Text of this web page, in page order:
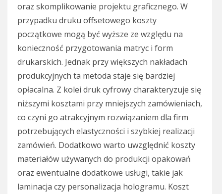
oraz skomplikowanie projektu graficznego. W
przypadku druku offsetowego koszty
początkowe mogą być wyższe ze względu na
konieczność przygotowania matryc i form
drukarskich. Jednak przy większych nakładach
produkcyjnych ta metoda staje się bardziej
opłacalna. Z kolei druk cyfrowy charakteryzuje się
niższymi kosztami przy mniejszych zamówieniach,
co czyni go atrakcyjnym rozwiązaniem dla firm
potrzebujących elastyczności i szybkiej realizacji
zamówień. Dodatkowo warto uwzględnić koszty
materiałów używanych do produkcji opakowań
oraz ewentualne dodatkowe usługi, takie jak
laminacja czy personalizacja hologramu. Koszt